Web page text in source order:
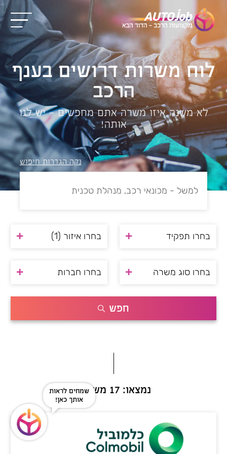
לוח משרות דרושים בענף
הרכב
לא משנה איזו משרה אתם מחפשים – יש לנו
אותה!
נקה הגדרות חיפוש
בחרו תפקיד בחרו איזור (1)
בחרו סוג משרה בחרו חברות
חפש
נמצאו: 17 משרות
שמחים לראות
אותך כאן!